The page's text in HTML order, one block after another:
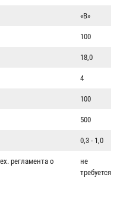
«В»
100
18,0
4
100
500
0,3 - 1,0
регламента о
не
требуется
100